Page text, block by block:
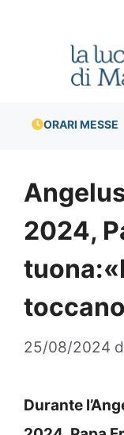
ORARI MESSE
2024,
25/08/2024
Durante